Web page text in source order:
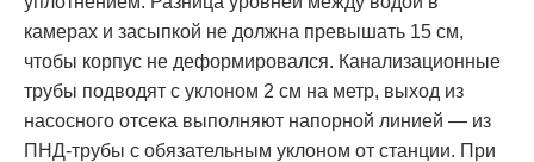
камерах и засыпкой не должна превышать 15 см,
чтобы корпус не деформировался. Канализационные
трубы подводят с уклоном 2 см на метр, выход из
насосного отсека выполняют напорной линией — из
ПНД-трубы с обязательным уклоном от станции. При